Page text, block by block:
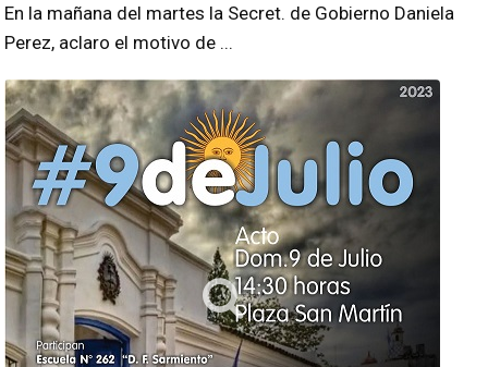
En la mañana del martes la Secret. de Gobierno Daniela
Perez, aclaro el motivo de ...